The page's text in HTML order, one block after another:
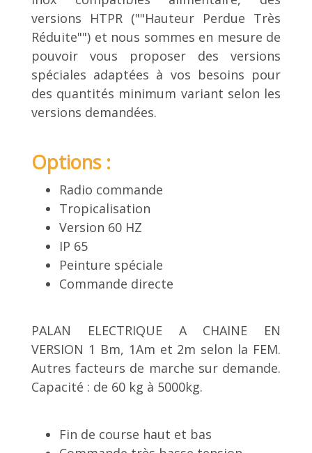
versions HTPR (""Hauteur Perdue Très
Réduite"") et nous sommes en mesure de
pouvoir vous proposer des versions
spéciales adaptées à vos besoins pour
des quantités minimum variant selon les
versions demandées.
Options :
Radio commande
Tropicalisation
Version 60 HZ
IP 65
Peinture spéciale
Commande directe
PALAN ELECTRIQUE A CHAINE EN
VERSION 1 Bm, 1Am et 2m selon la FEM.
Autres facteurs de marche sur demande.
Capacité : de 60 kg à 5000kg.
Fin de course haut et bas